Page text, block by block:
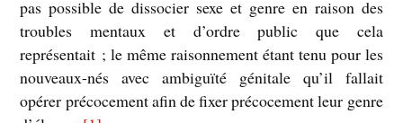
pas possible de dissocier sexe et genre en raison des
troubles mentaux et d’ordre public que cela
représentait ; le même raisonnement étant tenu pour les
nouveaux-nés avec ambiguïté génitale qu’il fallait
opérer précocement afin de fixer précocement leur genre